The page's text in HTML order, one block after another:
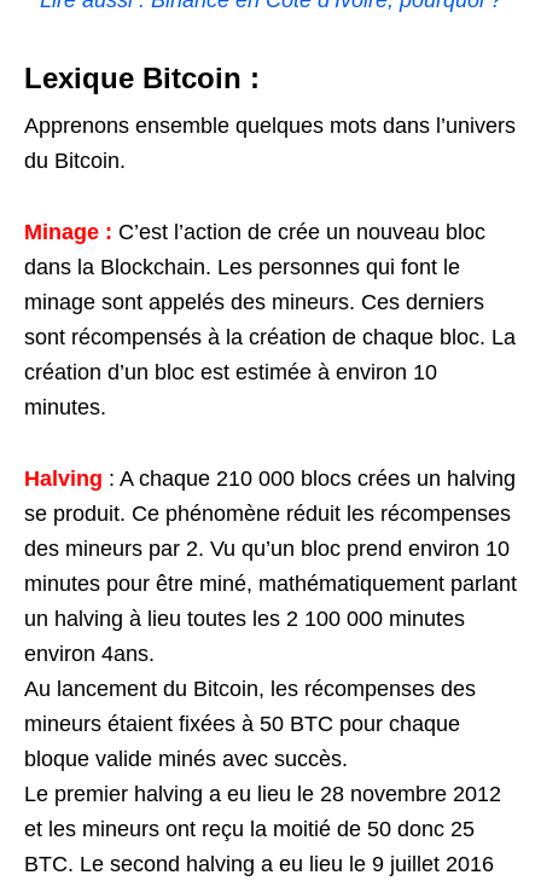
Lexique Bitcoin :
Apprenons ensemble quelques mots dans l’univers
du Bitcoin.
Minage : C’est l’action de crée un nouveau bloc
dans la Blockchain. Les personnes qui font le
minage sont appelés des mineurs. Ces derniers
sont récompensés à la création de chaque bloc. La
création d’un bloc est estimée à environ 10
minutes.
Halving : A chaque 210 000 blocs crées un halving
se produit. Ce phénomène réduit les récompenses
des mineurs par 2. Vu qu’un bloc prend environ 10
minutes pour être miné, mathématiquement parlant
un halving à lieu toutes les 2 100 000 minutes
environ 4ans.
Au lancement du Bitcoin, les récompenses des
mineurs étaient fixées à 50 BTC pour chaque
bloque valide minés avec succès.
Le premier halving a eu lieu le 28 novembre 2012
et les mineurs ont reçu la moitié de 50 donc 25
BTC. Le second halving a eu lieu le 9 juillet 2016